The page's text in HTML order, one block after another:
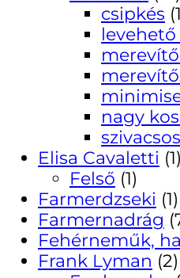
csipkés
nagy
szivacsos
Elisa Cavaletti (1)
Felső (1)
Farmerdzseki (1)
Farmernadrág
Fehérneműk,
Frank Lyman (2)